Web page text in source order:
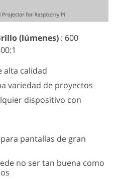
(lúmenes) : 600
alta calidad
variedad de proyectos
dispositivo con
pantallas de gran
no ser tan buena como